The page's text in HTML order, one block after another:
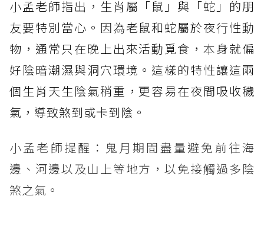
小孟老師指出，生肖屬「鼠」與「蛇」的朋
友要特別當心。因為老鼠和蛇屬於夜行性動
物，通常只在晚上出來活動覓食，本身就偏
好陰暗潮濕與洞穴環境。這樣的特性讓這兩
個生肖天生陰氣稍重，更容易在夜間吸收穢
氣，導致煞到或卡到陰。
小孟老師提醒：鬼月期間盡量避免前往海
邊、河邊以及山上等地方，以免接觸過多陰
煞之氣。